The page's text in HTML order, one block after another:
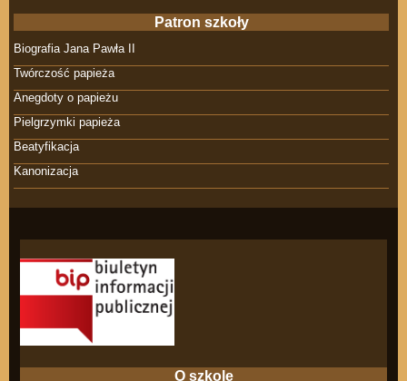
Patron szkoły
Biografia Jana Pawła II
Twórczość papieża
Anegdoty o papieżu
Pielgrzymki papieża
Beatyfikacja
Kanonizacja
O szkole